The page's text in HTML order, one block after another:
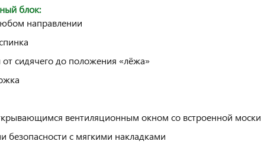
блок:
направлении
от сидячего до положения «лёжа»
вентиляционным окном со встроенной
безопасности с мягкими накладками